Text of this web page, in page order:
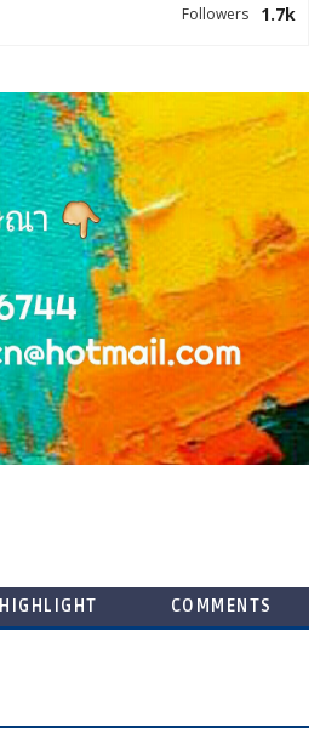
1.7k
Followers
HIGHLIGHT COMMENTS